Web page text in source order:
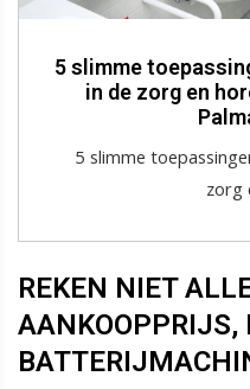
5 slimme
in de zorg en
5 slimme
zorg
REKEN NIET
AANKOOPPRIJS,